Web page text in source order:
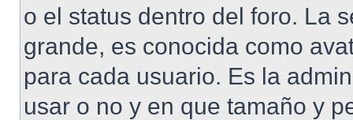
o el status dentro del foro. La
grande, es conocida como
para cada usuario. Es la
usar o no y en que tamaño y